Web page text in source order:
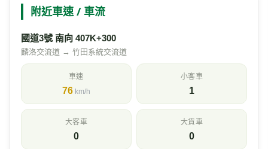
附近車速 / 車流
國道3號 南向 407K+300
麟洛交流道 → 竹田系統交流道
車速
76 km/h
小客車
1
大客車
0
大貨車
0